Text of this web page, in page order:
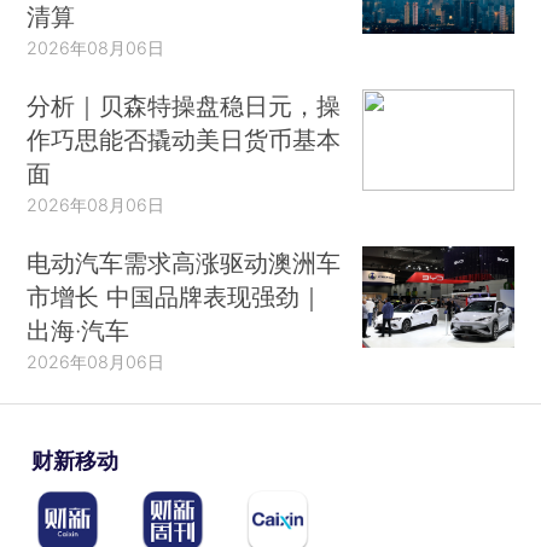
清算
2026年08月06日
分析｜贝森特操盘稳日元，操
作巧思能否撬动美日货币基本
面
2026年08月06日
电动汽车需求高涨驱动澳洲车
市增长 中国品牌表现强劲｜
出海·汽车
2026年08月06日
财新移动